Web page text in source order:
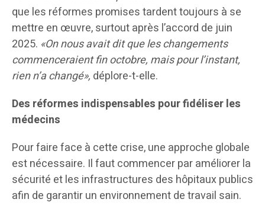
que les réformes promises tardent toujours à se
mettre en œuvre, surtout après l’accord de juin
2025. «On nous avait dit que les changements
commenceraient fin octobre, mais pour l’instant,
rien n’a changé», déplore-t-elle.
Des réformes indispensables pour fidéliser les
médecins
Pour faire face à cette crise, une approche globale
est nécessaire. Il faut commencer par améliorer la
sécurité et les infrastructures des hôpitaux publics
afin de garantir un environnement de travail sain.